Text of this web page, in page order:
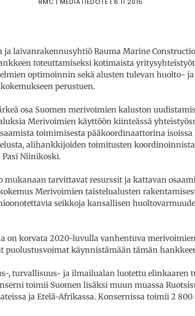
RMC | MEDIATIEDOTE | 6.11.2015
laivanrakennusyhtiö Rauma Marine
toteuttamiseksi kotimaista
optimoinnin sekä alusten tulevan huolto-
perustuen.
osa Suomen merivoimien kaluston
Merivoimien käyttöön kiinteässä
toimimisesta pääkoordinaattorina isoissa
alihankkijoiden toimitusten
Niinikoski.
mukanaan tarvittavat resurssit ja kattavan
Merivoimien taistelualusten
seikkoja kansallisen
on korvata 2020-luvulla vanhentuva
puolustusvoimat käynnistämään tämän
, turvallisuus- ja ilmailualan luotettu elinkaaren
toimii Suomen lisäksi muun muassa
ja Etelä-Afrikassa. Konsernissa toimii 2